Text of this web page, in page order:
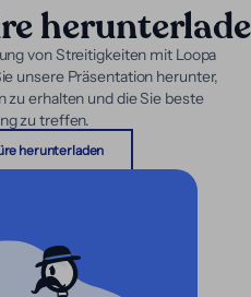
von Streitigkeiten mit Loopa
unsere Präsentation herunter,
erhalten und die Sie beste
zu treffen.
herunterladen